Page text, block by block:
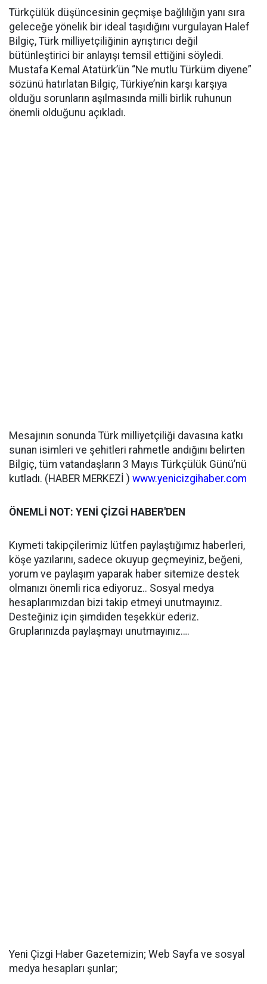
Türkçülük düşüncesinin geçmişe bağlılığın yanı sıra
geleceğe yönelik bir ideal taşıdığını vurgulayan Halef
Bilgiç, Türk milliyetçiliğinin ayrıştırıcı değil
bütünleştirici bir anlayışı temsil ettiğini söyledi.
Mustafa Kemal Atatürk’ün “Ne mutlu Türküm diyene”
sözünü hatırlatan Bilgiç, Türkiye’nin karşı karşıya
olduğu sorunların aşılmasında milli birlik ruhunun
önemli olduğunu açıkladı.
Mesajının sonunda Türk milliyetçiliği davasına katkı
sunan isimleri ve şehitleri rahmetle andığını belirten
Bilgiç, tüm vatandaşların 3 Mayıs Türkçülük Günü’nü
kutladı. (HABER MERKEZİ ) www.yenicizgihaber.com
ÖNEMLİ NOT: YENİ ÇİZGİ HABER'DEN
Kıymeti takipçilerimiz lütfen paylaştığımız haberleri,
köşe yazılarını, sadece okuyup geçmeyiniz, beğeni,
yorum ve paylaşım yaparak haber sitemize destek
olmanızı önemli rica ediyoruz.. Sosyal medya
hesaplarımızdan bizi takip etmeyi unutmayınız.
Desteğiniz için şimdiden teşekkür ederiz.
Gruplarınızda paylaşmayı unutmayınız….
Yeni Çizgi Haber Gazetemizin; Web Sayfa ve sosyal
medya hesapları şunlar;